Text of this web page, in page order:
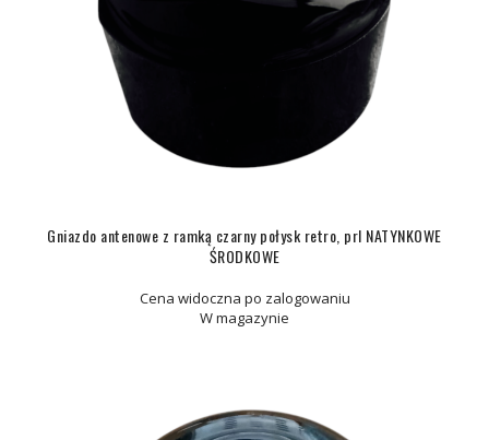
Gniazdo antenowe z ramką czarny połysk retro, prl NATYNKOWE
ŚRODKOWE
Cena widoczna po zalogowaniu
W magazynie